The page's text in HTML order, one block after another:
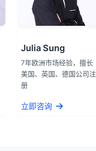
Julia Sung
7年欧洲市场经验，擅长
美国、英国、德国公司注
册
立即咨询